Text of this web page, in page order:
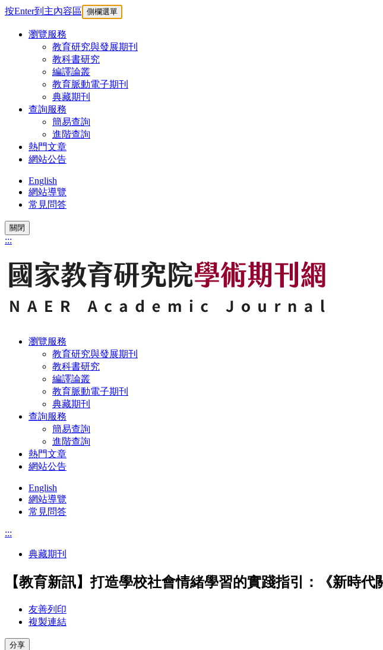
按Enter到主內容區 側欄選單
瀏覽服務
教育研究與發展期刊
教科書研究
編譯論叢
教育脈動電子期刊
典藏期刊
查詢服務
簡易查詢
進階查詢
熱門文章
網站公告
English
網站導覽
常見問答
關閉
:::
瀏覽服務
教育研究與發展期刊
教科書研究
編譯論叢
教育脈動電子期刊
典藏期刊
查詢服務
簡易查詢
進階查詢
熱門文章
網站公告
English
網站導覽
常見問答
:::
典藏期刊
【教育新訊】打造學校社會情緒學習的實踐指引：《新時
友善列印
複製連結
分享